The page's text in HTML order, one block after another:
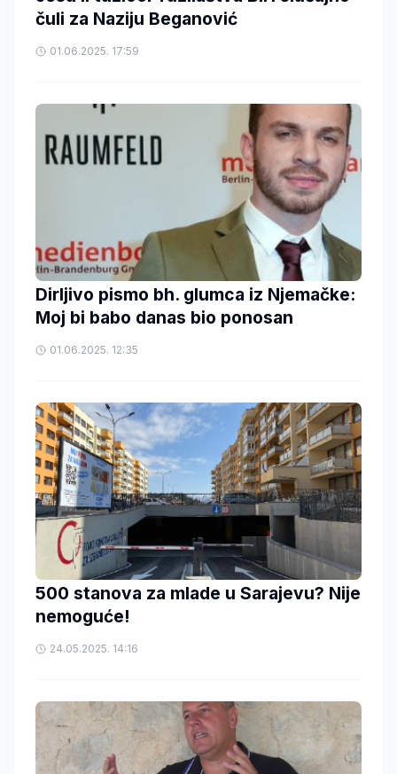
čuli za Naziju Beganović
01.06.2025. 17:59
Dirljivo pismo bh. glumca iz Njemačke:
Moj bi babo danas bio ponosan
01.06.2025. 12:35
500 stanova za mlade u Sarajevu? Nije
nemoguće!
24.05.2025. 14:16